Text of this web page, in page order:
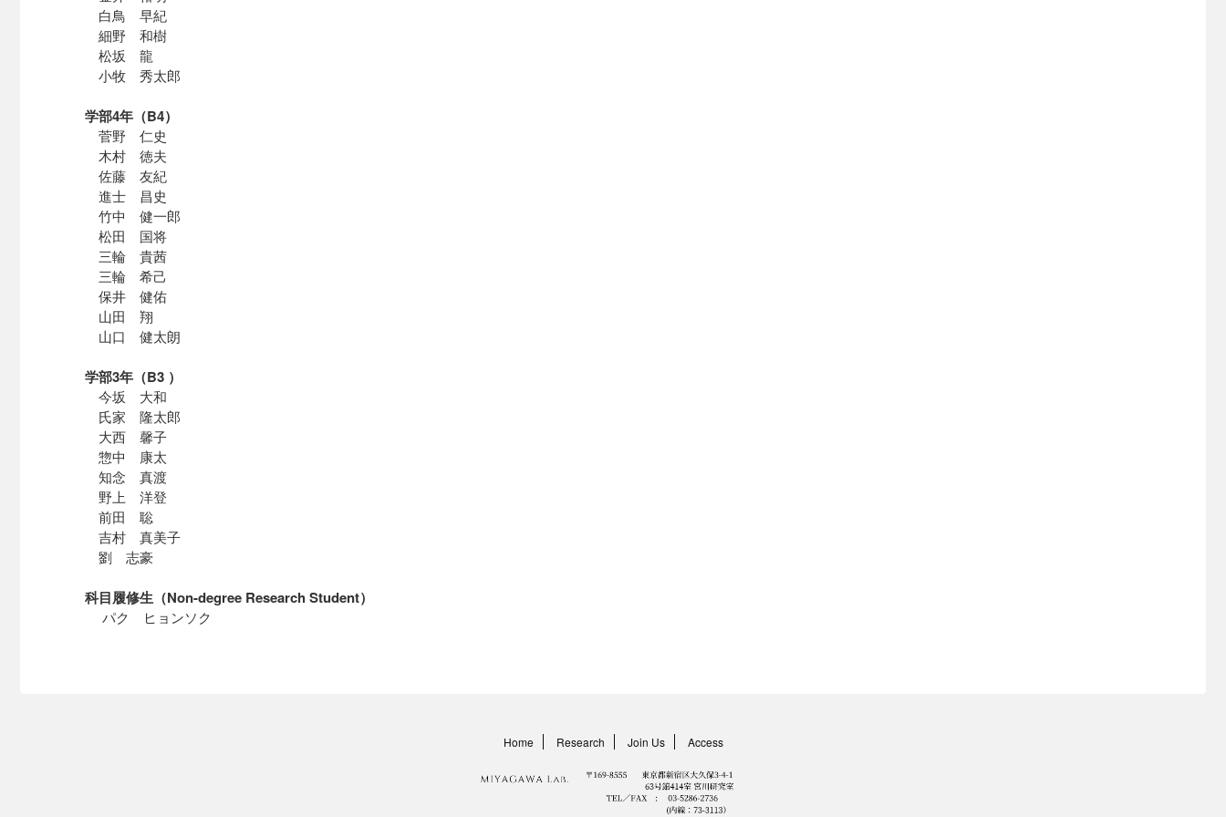
白鳥 早紀
細野 和樹
松坂 龍
小牧 秀太郎
学部4年（B4）
菅野 仁史
木村 徳夫
佐藤 友紀
進士 昌史
竹中 健一郎
松田 国将
三輪 貴茜
三輪 希己
保井 健佑
山田 翔
山口 健太朗
学部3年（B3 ）
今坂 大和
氏家 隆太郎
大西 馨子
惣中 康太
知念 真渡
野上 洋登
前田 聡
吉村 真美子
劉 志豪
科目履修生（Non-degree Research Student）
パク ヒョンソク
Home Research Join Us Access